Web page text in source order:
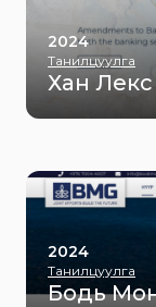
2024
Танилцуулга
Хан
2024
Танилцуулга
Бодь